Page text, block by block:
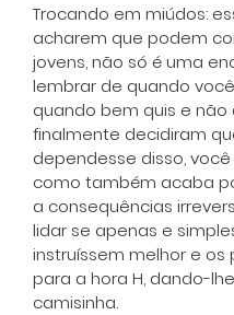
Trocando em miúdos:
acharem que podem
jovens, não só é uma
lembrar de quando
quando bem quis e não
finalmente decidiram
dependesse disso,
como também acaba
a consequências
lidar se apenas e
instruíssem melhor e
para a hora H, dando-
camisinha.